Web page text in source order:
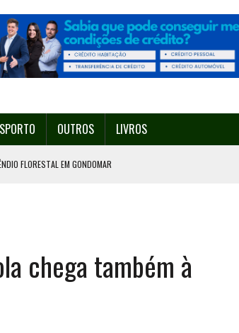
OUTROS LIVROS
FLORESTAL EM GONDOMAR
COM ISQUEIRO
DE 14 A 17 DE AGOSTO
chega também à